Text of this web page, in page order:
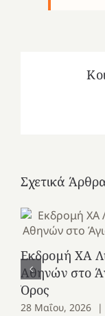
Σχετικά
Εκδρομή ΧΑ
Αθηνών στο
Όρος
28 Μαΐου, 2026 |